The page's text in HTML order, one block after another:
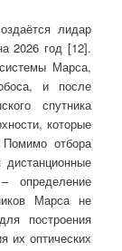
лидар
2026 год [12].
Марса,
и после
спутника
которые
отбора
определение
Марса не
построения
их оптических